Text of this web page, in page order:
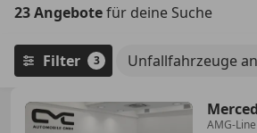
23 Angebotefür deine Suche
Filter 3 Unfallfahrzeuge
AMG-